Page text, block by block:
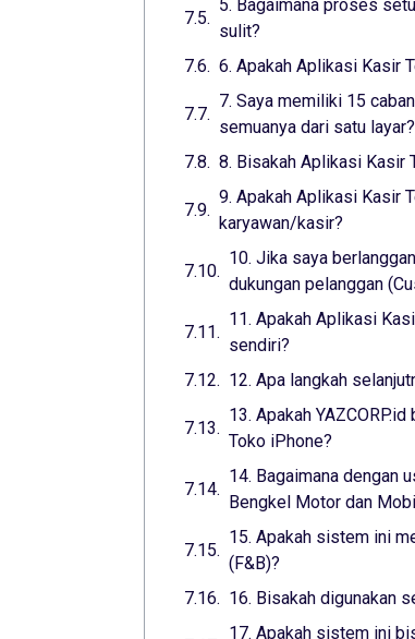
5. Bagaimana proses
sulit?
6. Apakah Aplikasi Kasir
7. Saya memiliki 15
semuanya dari satu layar?
8. Bisakah Aplikasi Kasir
9. Apakah Aplikasi Kasir
karyawan/kasir?
10. Jika saya
dukungan pelanggan
11. Apakah Aplikasi
sendiri?
12. Apa langkah
13. Apakah
Toko iPhone?
14. Bagaimana dengan
Bengkel Motor dan
15. Apakah sistem ini
(F&B)?
16. Bisakah digunakan
17. Apakah sistem ini